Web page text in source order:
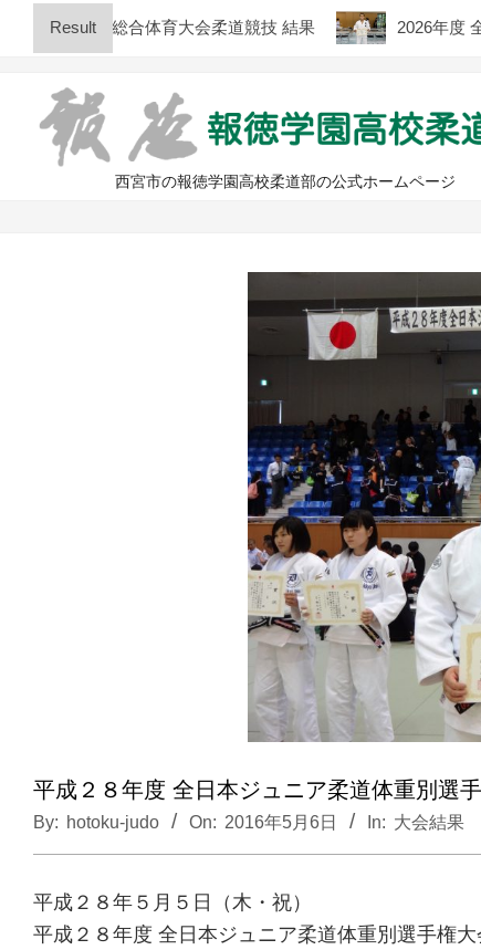
Result
等学校総合体育大会柔道競技 結果 2026年度 全日本
西宮市の報徳学園高校柔道部の公式ホームページ
平成２８年度 全日本ジュニア柔道体重別選
By: hotoku-judo On: 2016年5月6日 In: 大会結果
平成２８年５月５日（木・祝）
平成２８年度 全日本ジュニア柔道体重別選手権